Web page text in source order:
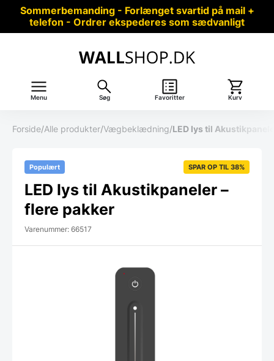
Sommerbemanding - Forlænget svartid på mail +
telefon - Ordrer ekspederes som sædvanligt
Menu Søg Favoritter Kurv
Forside/Alle produkter/Vægbeklædning/LED lys til
Populært SPAR OP TIL 38%
LED lys til Akustikpaneler –
flere pakker
Varenummer: 66517